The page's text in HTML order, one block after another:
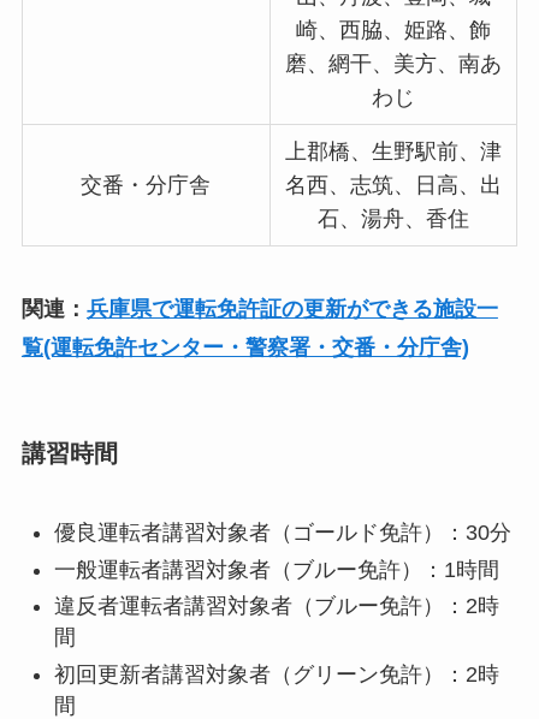
崎、西脇、姫路、飾
磨、網干、美方、南あ
わじ
交番・分庁舎
上郡橋、生野駅前、津
名西、志筑、日高、出
石、湯舟、香住
関連： 兵庫県で運転免許証の更新ができる施設一
覧(運転免許センター・警察署・交番・分庁舎)
講習時間
優良運転者講習対象者（ゴールド免許）：30分
一般運転者講習対象者（ブルー免許）：1時間
違反者運転者講習対象者（ブルー免許）：2時
間
初回更新者講習対象者（グリーン免許）：2時
間